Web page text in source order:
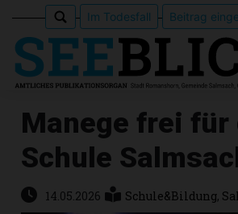
Epaper
Veranstaltungen
Im Todesfall Beitrag
Manege frei für
Schule
14.05.2026 Schule&Bildung,